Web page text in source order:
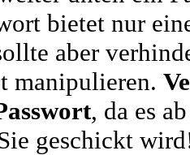
bietet nur
aber
manipulieren.
, da es
geschickt